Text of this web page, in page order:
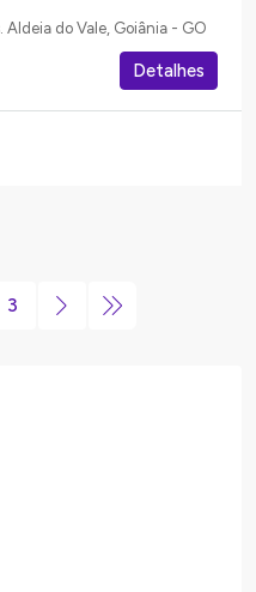
Aldeia do Vale, Goiânia - GO
Detalhes
3